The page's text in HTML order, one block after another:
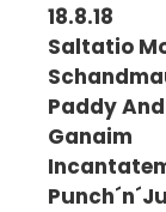
18.8.18
Saltatio
Paddy
Ganaim